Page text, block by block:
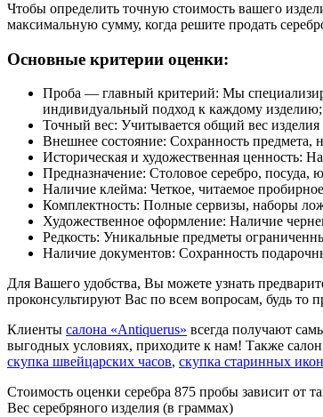
Чтобы определить точную стоимость вашего
максимальную сумму, когда решите продать
Основные критерии оценки:
Проба — главный критерий: Мы
индивидуальный подход к каждому изделию;
Точный вес: Учитывается общий вес
Внешнее состояние: Сохранность предмета,
Историческая и художественная
Предназначение: Столовое серебро,
Наличие клейма: Четкое, читаемое
Комплектность: Полные сервизы, наборы
Художественное оформление: Наличие
Редкость: Уникальные предметы
Наличие документов: Сохранность
Для Вашего удобства, Вы можете узнать
проконсультируют Вас по всем вопросам, будь то
Клиенты салона «Antiquerus» всегда получают
выгодных условиях, приходите к нам! Также
скупка швейцарских часов, скупка старинных икон
Стоимость оценки серебра 875 пробы зависит от
Вес серебряного изделия (в граммах)